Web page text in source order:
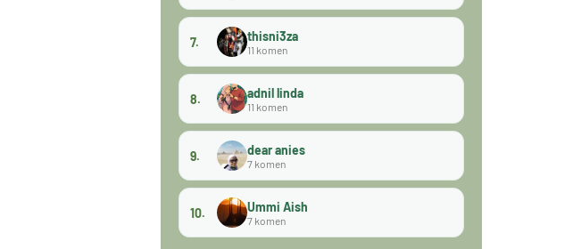
7. thisni3za
11 komen
8. adnil linda
11 komen
9. dear anies
7 komen
10. Ummi Aish
7 komen